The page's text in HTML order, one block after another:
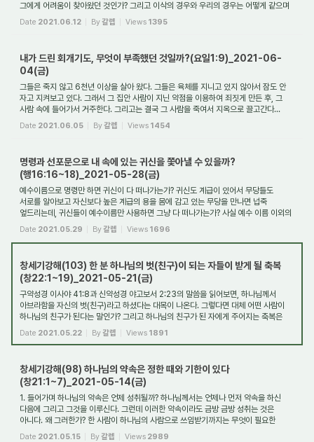
그에게 어려움이 찾아왔던 것인가? 그리고 이삭의 경우와 우리의 경우는 어떻게 같으며
또한 ...
Date 2021.06.12 By갈렙 Views 1395
내가 드린 회개기도, 무엇이 부족했던 것일까?(요일1:9)_2021-06-
04(금)
그들은 죽지 않고 6천년 이상을 살아 왔다. 그들은 육체를 지니고 있지 않아서 잠도 안
자고 지켜보고 있다. 그래서 그 집안 사람이 지닌 약점을 이용하여 죄짓게 만든 후, 그
사람 속에 들어가서 거주한다. 그리고는 결국 그 사람을 죽여서 지옥으로 끌고간다...
Date 2021.06.05 By갈렙 Views 1454
명령과 선포문으로 내 속에 있는 귀신을 쫓아낼 수 있을까?
(행16:16~18)_2021-05-28(금)
예수이름으로 명령만 하면 귀신이 다 떠나가는가? 귀신도 계급이 있어서 무당들도
서로를 알아보고 자신보다 높은 계급의 용을 몸에 감고 있는 무당을 만나면 넙죽
엎드리는데, 귀신들이 예수이름만 사용하면 그냥 다 떠나가는가? 사실 예수 이름 이외의
다른 ...
Date 2021.05.29 By갈렙 Views 1696
창세기강해(103) 한 분 하나님의 벗(친구)이 되는 자들이 받게 될 축복
(창22:1~19)_2021-05-21(금)
구약성경 이사야 41:8과 신약성경 야고보서 2:23의 말씀을 읽어보면, 하나님께서
아브라함을 자신의 벗(친구)라고 하셨다는 대목이 나온다. 그렇다면 대체 어떤 사람이
하나님의 친구가 된다는 말인가? 그리고 하나님의 친구가 된 자에게 주어지는 축복은
또한...
Date 2021.05.22 By갈렙 Views 1891
창세기강해(98) 하나님의 약속은 정한 때와 기한이 있다
(창21:1~7)_2021-05-14(금)
1. 들어가며 하나님의 약속은 언제 성취될까? 하나님께서는 언제나 먼저 약속을 하신
다음에 그리고 그것을 이루신다. 그런데 이러한 약속이라도 금방 금방 성취는 것은
아니다. 왜 그러한가? 한 사람이 하나님의 사람으로 쓰임받기까지는 무엇이 필요한
것인...
Date 2021.05.15 By갈렙 Views 2989